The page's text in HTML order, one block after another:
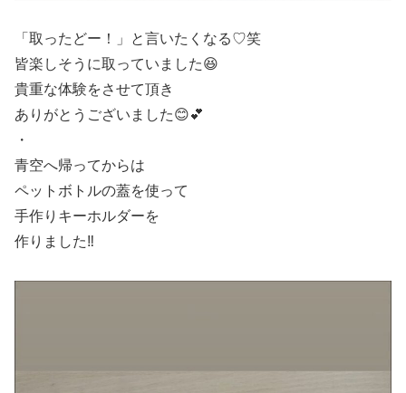
「取ったどー！」と言いたくなる♡笑
皆楽しそうに取っていました😆
貴重な体験をさせて頂き
ありがとうございました😊💕
・
青空へ帰ってからは
ペットボトルの蓋を使って
手作りキーホルダーを
作りました‼️